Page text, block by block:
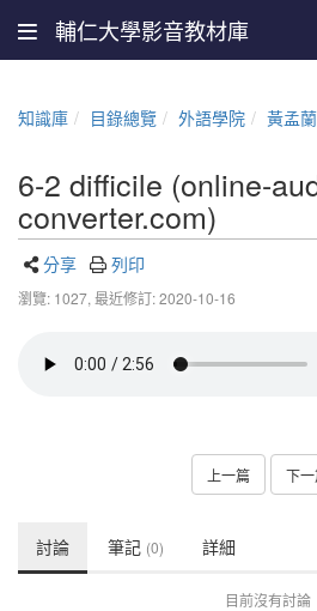
輔仁大學影音教材庫
知識庫 目錄總覽 外語學院 黃孟蘭
6-2 difficile (online-
converter.com)
分享 列印
瀏覽: 1027, 最近修訂: 2020-10-16
上一篇 下
討論 筆記 (0) 詳細
目前沒有討論